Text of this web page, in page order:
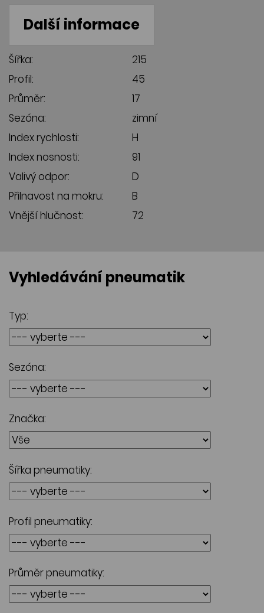
Další informace
Šířka:
215
Profil:
45
Průměr:
17
Sezóna:
zimní
Index rychlosti:
H
Index nosnosti:
91
Valivý odpor:
D
Přilnavost na mokru:
B
Vnější hlučnost:
72
Vyhledávání pneumatik
Typ:
Sezóna:
Značka:
Šířka pneumatiky:
Profil pneumatiky:
Průměr pneumatiky: